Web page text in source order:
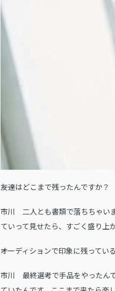
――友達はどこまで残ったんですか？
市川 二人とも書類で落ちちゃい
ていって見せたら、すごく盛り上
――オーディションで印象に残ってい
市川 最終選考で手品をやったん